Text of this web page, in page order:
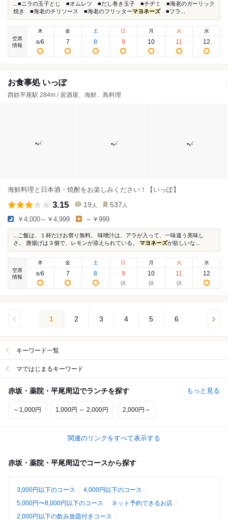
...■ニラの玉子とじ ■オムレツ ■だし巻き玉子 ■チヂミ ■海老のガーリック
焼き ■海老のチリソース ■海老のフリッターマヨネーズ■フラ...
空席
情報
木
8/6
金
7
土
8
日
9
月
10
火
11
水
12
お食事処 いっぽ
西鉄平尾駅 284m / 居酒屋、海鮮、鳥料理
海鮮料理と日本酒・焼酎をお楽しみください！【いっぽ】
3.15 19 人 537 人
￥4,000～￥4,999 ～￥999
...ご飯は、１杯だけお替り無料。 味噌汁は、アラが入って、一味違う美味し
さ。 唐揚げは３個で、レモンが添えられている。 マヨネーズが欲しいな...
空席
情報
木
8/6
金
7
土
8
日
9
月
10
火
11
水
12
1 2 3 4 5 6
キーワード一覧
マではじまるキーワード
赤坂・薬院・平尾周辺でランチを探す もっと見る
～1,000円 1,000円 ～ 2,000円 2,000円～
関連のリンクをすべて表示する
赤坂・薬院・平尾周辺でコースから探す
3,000円以下のコース
4,000円以下のコース
5,000円〜8,000円以下のコース
ネット予約できるお店
2,000円以下の飲み放題付きコース